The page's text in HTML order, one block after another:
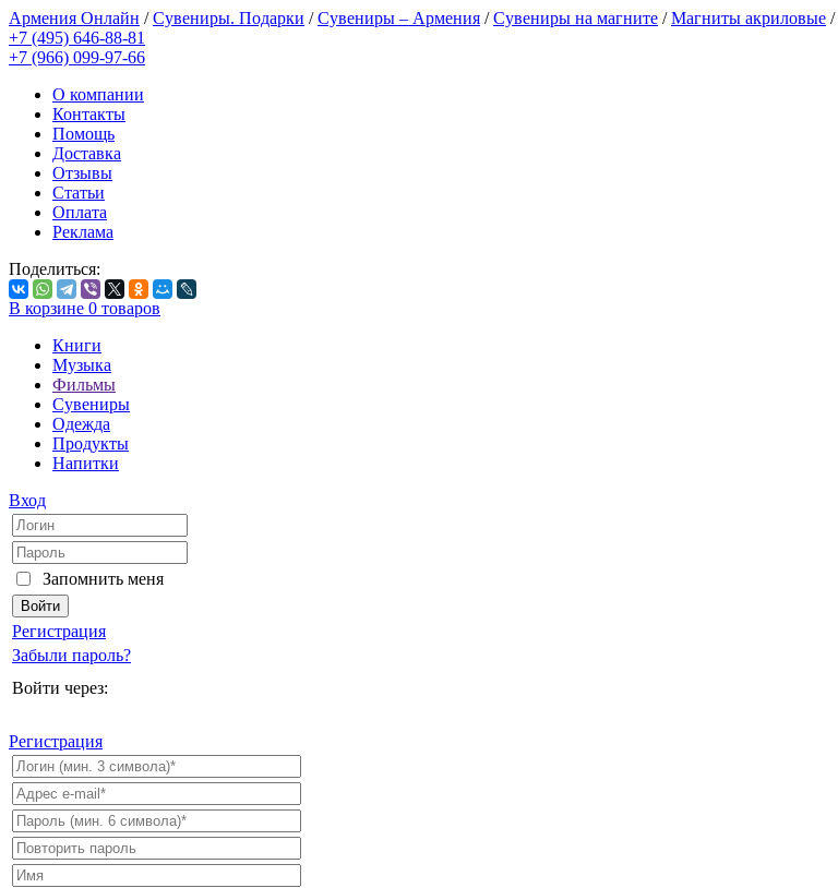
Армения Онлайн /Сувениры. Подарки /Сувениры – Армения /Сувениры на магните /Магниты акриловые /
+7 (495) 646-88-81
+7 (966) 099-97-66
О компании
Контакты
Помощь
Доставка
Отзывы
Статьи
Оплата
Реклама
Поделиться:
В корзине 0 товаров
Книги
Музыка
Фильмы
Сувениры
Одежда
Продукты
Напитки
Вход
Запомнить меня
Регистрация
Забыли пароль?
Войти через:
Регистрация